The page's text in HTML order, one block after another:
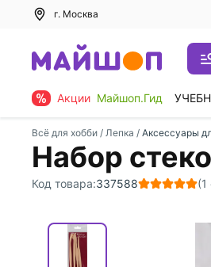
г. Москва
Акции Майшоп.Гид
Всё для хобби / Лепка / Аксессуары
Набор
Код товара:337588 (1